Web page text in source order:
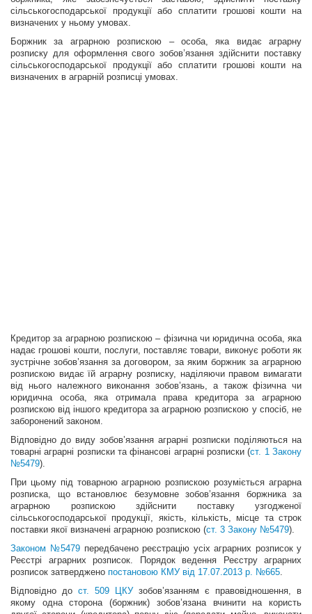
сільськогосподарської продукції або сплатити грошові кошти на
визначених у ньому умовах.
Боржник за аграрною розпискою – особа, яка видає аграрну
розписку для оформлення свого зобов’язання здійснити поставку
сільськогосподарської продукції або сплатити грошові кошти на
визначених в аграрній розписці умовах.
Кредитор за аграрною розпискою – фізична чи юридична особа, яка
надає грошові кошти, послуги, поставляє товари, виконує роботи як
зустрічне зобов’язання за договором, за яким боржник за аграрною
розпискою видає їй аграрну розписку, наділяючи правом вимагати
від нього належного виконання зобов’язань, а також фізична чи
юридична особа, яка отримала права кредитора за аграрною
розпискою від іншого кредитора за аграрною розпискою у спосіб, не
заборонений законом.
Відповідно до виду зобов’язання аграрні розписки поділяються на
товарні аграрні розписки та фінансові аграрні розписки (ст. 1 Закону
№5479).
При цьому під товарною аграрною розпискою розуміється аграрна
розписка, що встановлює безумовне зобов’язання боржника за
аграрною розпискою здійснити поставку узгод­женої
сільськогосподарської продукції, якість, кількість, місце та строк
поставки якої визначені аграрною розпискою (ст. 3 Закону №5479).
Законом №5479 передбачено реєстрацію усіх аграрних розписок у
Реєстрі аграрних розписок. Порядок ведення Реєстру аграрних
розписок затверджено постановою КМУ від 17.07.2013 р. №665.
Відповідно до ст. 509 ЦКУзобов’язанням є правовідношення, в
якому одна сторона (боржник) зобов’язана вчинити на користь